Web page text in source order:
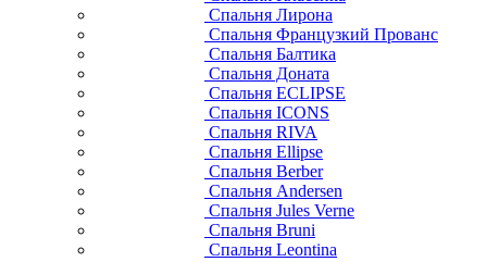
Спальня Лирона
Спальня Французкий Прованс
Спальня Балтика
Спальня Доната
Спальня ECLIPSE
Спальня ICONS
Спальня RIVA
Спальня Ellipse
Спальня Berber
Спальня Andersen
Спальня Jules Verne
Спальня Bruni
Спальня Leontina